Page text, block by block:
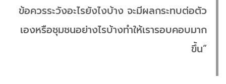
ข้อควรระวังอะไรยังไงบ้าง จะมีผลกระทบต่อตัว
เองหรือชุมชนอย่างไรบ้างทำให้เรารอบคอบมาก
ขึ้น”